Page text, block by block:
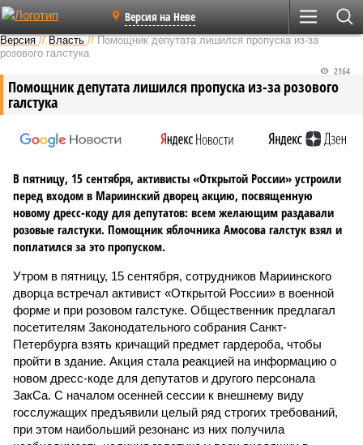
Версия на Неве
Версия //Власть //Помощник депутата лишился пропуска из-за
розового галстука
Помощник депутата лишился пропуска из-за розового
галстука
2164
В пятницу, 15 сентября, активисты «Открытой России» устроили
перед входом в Мариинский дворец акцию, посвященную
новому дресс-коду для депутатов: всем желающим раздавали
розовые галстуки. Помощник яблочника Амосова галстук взял и
поплатился за это пропуском.
Утром в пятницу, 15 сентября, сотрудников Мариинского
дворца встречал активист «Открытой России» в военной
форме и при розовом галстуке. Общественник предлагал
посетителям Законодательного собрания Санкт-
Петербурга взять кричащий предмет гардероба, чтобы
пройти в здание. Акция стала реакцией на информацию о
новом дресс-коде для депутатов и другого персонала
ЗакСа. С началом осенней сессии к внешнему виду
госслужащих предъявили целый ряд строгих требований,
при этом наибольший резонанс из них получила